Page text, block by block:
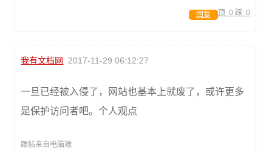
顶: 0 踩: 0
回复
我有文档网 2017-11-29 06:12:27
一旦已经被入侵了，网站也基本上就废了，或许更多
是保护访问者吧。个人观点
跟帖来自电脑端